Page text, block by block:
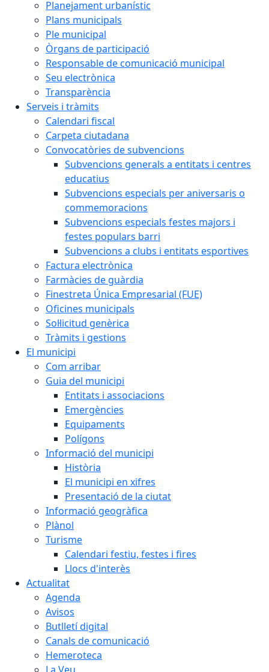
Planejament urbanístic
Plans municipals
Ple municipal
Òrgans de participació
Responsable de comunicació municipal
Seu electrònica
Transparència
Serveis i tràmits
Calendari fiscal
Carpeta ciutadana
Convocatòries de subvencions
Subvencions generals a entitats i centres
educatius
Subvencions especials per aniversaris o
commemoracions
Subvencions especials festes majors i
festes populars barri
Subvencions a clubs i entitats esportives
Factura electrònica
Farmàcies de guàrdia
Finestreta Única Empresarial (FUE)
Oficines municipals
Sol·licitud genèrica
Tràmits i gestions
El municipi
Com arribar
Guia del municipi
Entitats i associacions
Emergències
Equipaments
Polígons
Informació del municipi
Història
El municipi en xifres
Presentació de la ciutat
Informació geogràfica
Plànol
Turisme
Calendari festiu, festes i fires
Llocs d'interès
Actualitat
Agenda
Avisos
Butlletí digital
Canals de comunicació
Hemeroteca